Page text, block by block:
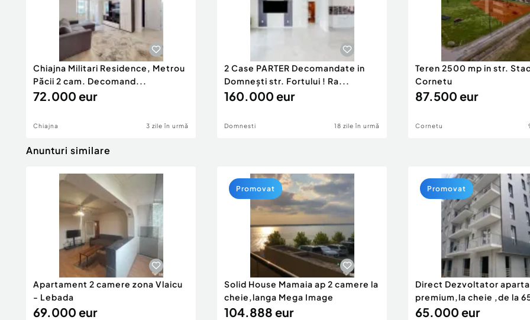
Chiajna Militari Residence, Metrou
Păcii 2 cam. Decomand...
72.000 eur
Chiajna 3 zile în urmă
2 Case PARTER Decomandate in
Domnești str. Fortului ! Ra...
160.000 eur
Domnesti 18 zile în urmă
Teren 2500 mp in str.
Cornetu
87.500 eur
Cornetu
Anunturi similare
Apartament 2 camere zona Vlaicu
- Lebada
69.000 eur
Solid House Mamaia ap 2 camere la
cheie,langa Mega Image
104.888 eur
Promovat
Direct Dezvoltator
premium,la cheie ,de la
eur
65.000 eur
Promovat